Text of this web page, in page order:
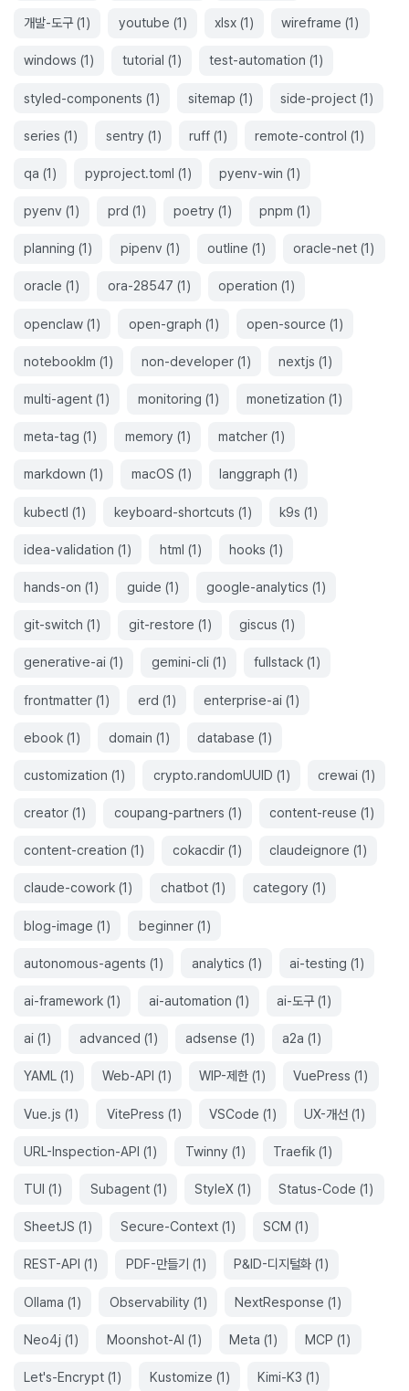
개발-도구 (1) youtube (1) xlsx(1) wireframe (1)
windows (1) tutorial (1) test-automation (1)
styled-components (1) sitemap (1) side-project(1)
series (1) sentry (1) ruff(1) remote-control (1)
qa (1) pyproject.toml (1) pyenv-win (1)
pyenv (1) prd (1) poetry (1) pnpm (1)
planning (1) pipenv (1) outline (1) oracle-net (1)
oracle (1 ) ora-28547 (1 ) operation (1 )
openclaw (1) open-graph (1) open-source (1)
notebooklm (1) non-developer(1) nextjs (1)
multi-agent (1) monitoring (1) monetization (1)
meta-tag (1) memory (1) matcher(1)
markdown (1) macOS (1) langgraph (1)
kubectl (1) keyboard-shortcuts (1) k9s (1)
idea-validation (1) html (1) hooks (1)
hands-on (1) guide (1) google-analytics (1)
git-switch (1) git-restore (1) giscus (1)
generative-ai (1) gemini-cli(1) fullstack(1)
frontmatter (1) erd (1) enterprise-ai(1)
ebook (1) domain (1) database (1)
customization (1) crypto.randomUUID (1) crewai(1)
creator (1) coupang-partners (1) content-reuse (1)
content-creation (1) cokacdir(1) claudeignore (1)
claude-cowork (1 ) chatbot(1 ) category (1 )
blog-image (1) beginner(1)
autonomous-agents (1) analytics (1) ai-testing (1)
ai-framework (1) ai-automation (1) ai-도구(1)
ai (1) advanced (1) adsense (1) a2a (1)
YAML (1) Web-API (1) WIP-제한(1) VuePress (1)
Vue.js (1) VitePress (1) VSCode (1) UX-개선 (1)
URL-Inspection-API (1) Twinny (1) Traefik(1)
TUI (1) Subagent(1) StyleX(1) Status-Code (1)
SheetJS (1) Secure-Context(1) SCM (1)
REST-API (1) PDF-만들기 (1) P&ID-디지털화(1)
Ollama (1) Observability (1) NextResponse (1)
Neo4j (1) Moonshot-AI (1) Meta (1) MCP (1)
Let's-Encrypt (1) Kustomize (1) Kimi-K3 (1)